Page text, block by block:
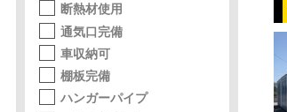
断熱材使用
通気口完備
車収納可
棚板完備
ハンガーパイプ